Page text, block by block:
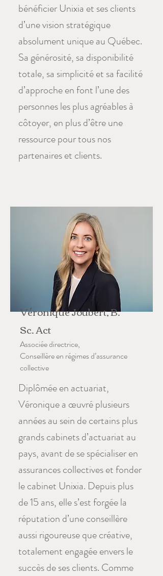
bénéficier Unixia et ses clients
d’une vision stratégique
absolument unique au Québec.
Sa générosité, sa disponibilité
totale, sa simplicité et sa facilité
d’approche en font l’une des
personnes les plus agréables à
côtoyer, en plus d’être une
ressource pour tous nos
partenaires et clients.
Véronique Joubert, B.
Sc. Act
Associée directrice,
Conseillère en régimes d’assurance
collective
Diplômée en actuariat,
Véronique a œuvré plusieurs
années au sein de certains plus
grands cabinets d’actuariat au
pays, avant de se spécialiser en
assurances collectives et fonder
le cabinet Unixia. Depuis plus
de 15 ans, elle s’est forgée la
réputation d’une conseillère
aussi rigoureuse que créative,
totalement engagée envers le
succès de ses clients. Comme